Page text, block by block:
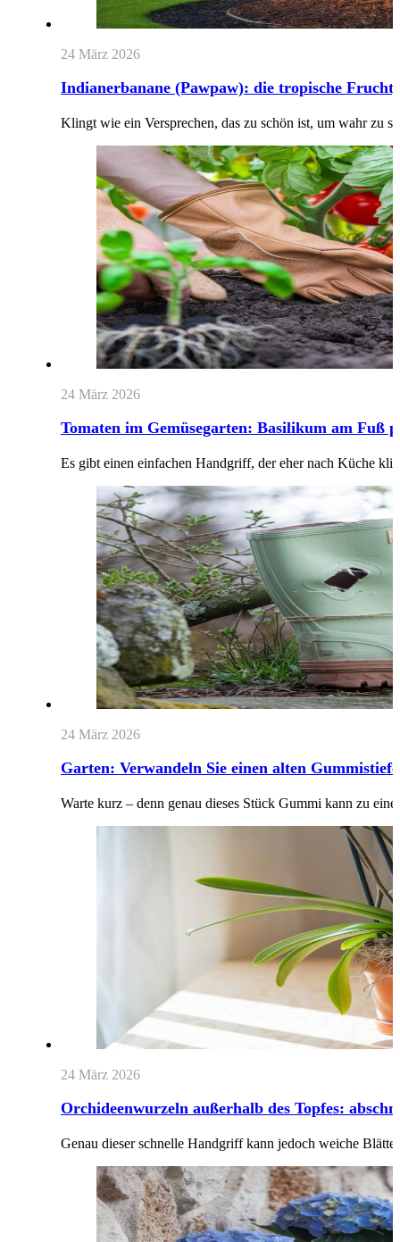
24 März 2026
Indianerbanane (Pawpaw): die tropische
Klingt wie ein Versprechen, das zu schön ist, um wahr zu
24 März 2026
Tomaten im Gemüsegarten: Basilikum am Fuß
Es gibt einen einfachen Handgriff, der eher nach Küche
24 März 2026
Garten: Verwandeln Sie einen alten
Warte kurz – denn genau dieses Stück Gummi kann zu
24 März 2026
Orchideenwurzeln außerhalb des Topfes:
Genau dieser schnelle Handgriff kann jedoch weiche